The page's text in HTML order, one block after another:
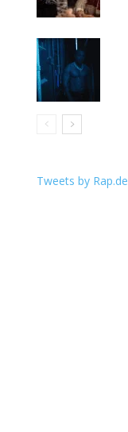
Tweets by Rap.de